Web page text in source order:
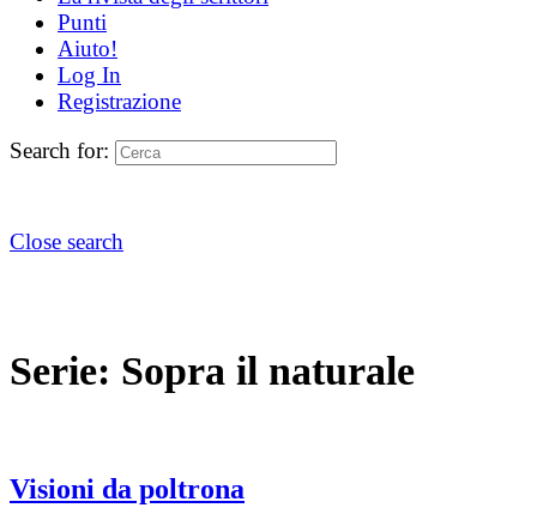
Punti
Aiuto!
Log In
Registrazione
Search for:
Close search
Serie: Sopra il naturale
Visioni da poltrona